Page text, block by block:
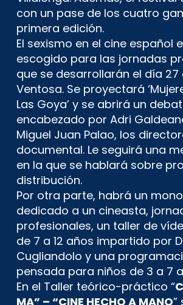
con un pase de los cuatro
primera edición.
El sexismo en el cine español
escogido para las jornadas
que se desarrollarán el día 27
Ventosa. Se proyectará
Las Goya’ y se abrirá un
encabezado por Adri
Miguel Juan Palao, los
documental. Le seguirá una
en la que se hablará sobre
distribución. ​
Por otra parte, habrá un
dedicado a un cineasta,
profesionales, un taller de
de 7 a 12 años impartido por
Cugliandolo y una
pensada para niños de 3 a 7
En el Taller teórico-práctico “
MA” – “CINE HECHO A MANO”